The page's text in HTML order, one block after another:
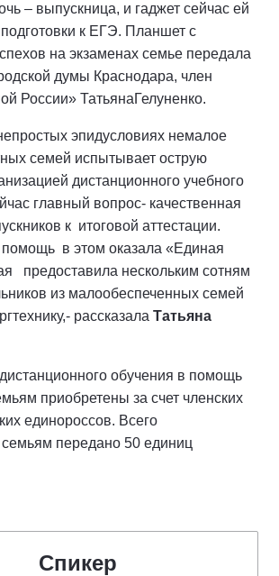
– выпускница, и гаджет сейчас ей
к ЕГЭ. Планшет с
на экзаменах семье передала
думы Краснодара, член
России» ТатьянаГелуненко.
эпидусловиях немалое
семей испытывает острую
дистанционного учебного
главный вопрос- качественная
к итоговой аттестации.
в этом оказала «Единая
предоставила нескольким сотням
из малообеспеченных семей
рассказала Татьяна
обучения в помощь
приобретены за счет членских
единороссов. Всего
передано 50 единиц
Спикер